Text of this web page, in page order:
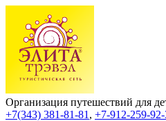
Организация путешествий для
+7(343) 381-81-81 , +7-912-259-